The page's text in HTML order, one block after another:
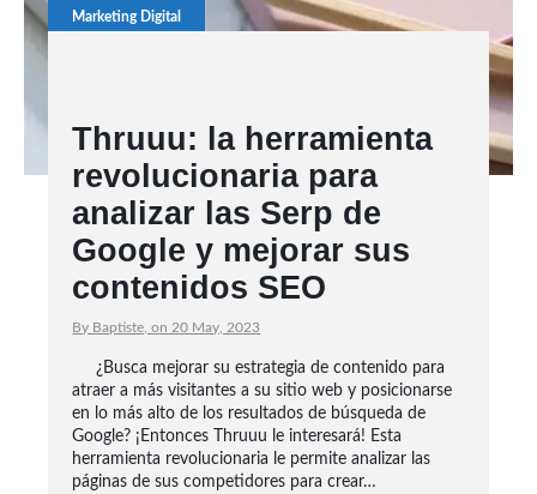
Marketing Digital
Thruuu: la herramienta
revolucionaria para
analizar las Serp de
Google y mejorar sus
contenidos SEO
By Baptiste, on 20 May, 2023
¿Busca mejorar su estrategia de contenido para
atraer a más visitantes a su sitio web y posicionarse
en lo más alto de los resultados de búsqueda de
Google? ¡Entonces Thruuu le interesará! Esta
herramienta revolucionaria le permite analizar las
páginas de sus competidores para crear…